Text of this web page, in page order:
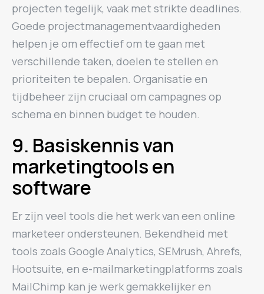
projecten tegelijk, vaak met strikte deadlines.
Goede projectmanagementvaardigheden
helpen je om effectief om te gaan met
verschillende taken, doelen te stellen en
prioriteiten te bepalen. Organisatie en
tijdbeheer zijn cruciaal om campagnes op
schema en binnen budget te houden.
9. Basiskennis van
marketingtools en
software
Er zijn veel tools die het werk van een online
marketeer ondersteunen. Bekendheid met
tools zoals Google Analytics, SEMrush, Ahrefs,
Hootsuite, en e-mailmarketingplatforms zoals
MailChimp kan je werk gemakkelijker en